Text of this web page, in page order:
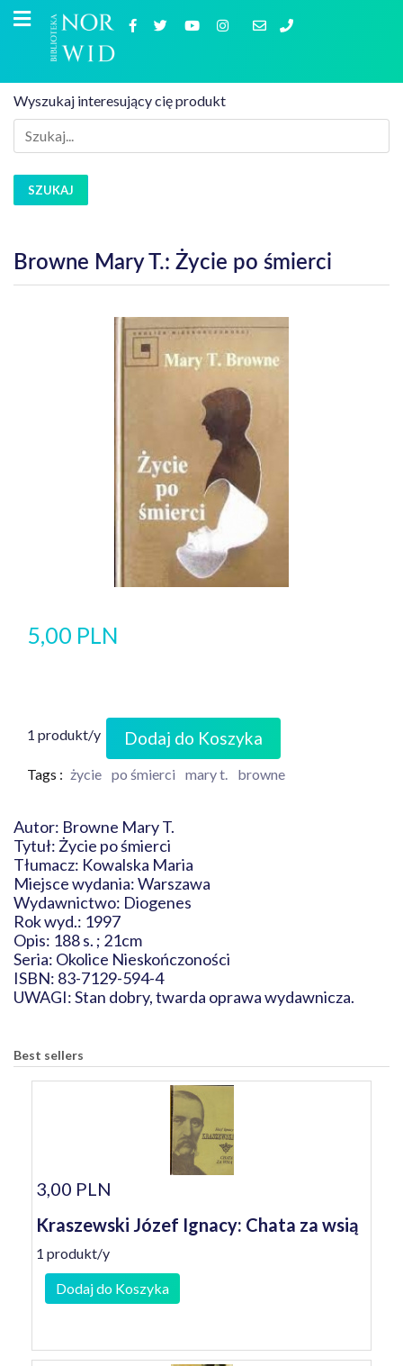
Wyszukaj interesujący cię produkt
SZUKAJ
Browne Mary T.: Życie po śmierci
5,00 PLN
1 produkt/y Dodaj do Koszyka
Tags : życie po śmierci mary t. browne
Autor: Browne Mary T.
Tytuł: Życie po śmierci
Tłumacz: Kowalska Maria
Miejsce wydania: Warszawa
Wydawnictwo: Diogenes
Rok wyd.: 1997
Opis: 188 s. ; 21cm
Seria: Okolice Nieskończoności
ISBN: 83-7129-594-4
UWAGI: Stan dobry, twarda oprawa wydawnicza.
Best sellers
3,00 PLN
Kraszewski Józef Ignacy: Chata za wsią
1 produkt/y
Dodaj do Koszyka